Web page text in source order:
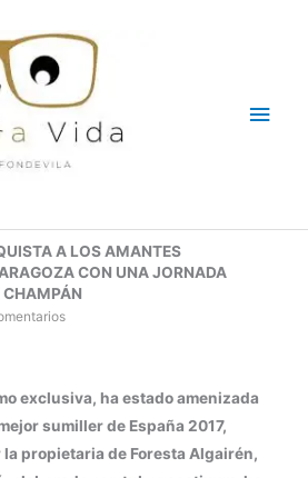
A LOS AMANTES
CON UNA JORNADA
CHAMPÁN
exclusiva, ha estado amenizada
sumiller de España 2017,
propietaria de Foresta Algairén,